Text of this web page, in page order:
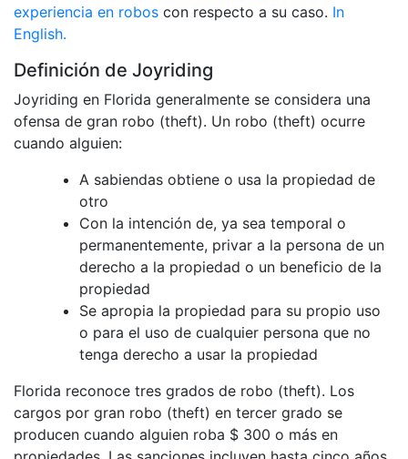
experiencia en robos con respecto a su caso. In
English.
Definición de Joyriding
Joyriding en Florida generalmente se considera una
ofensa de gran robo (theft). Un robo (theft) ocurre
cuando alguien:
A sabiendas obtiene o usa la propiedad de
otro
Con la intención de, ya sea temporal o
permanentemente, privar a la persona de un
derecho a la propiedad o un beneficio de la
propiedad
Se apropia la propiedad para su propio uso
o para el uso de cualquier persona que no
tenga derecho a usar la propiedad
Florida reconoce tres grados de robo (theft). Los
cargos por gran robo (theft) en tercer grado se
producen cuando alguien roba $ 300 o más en